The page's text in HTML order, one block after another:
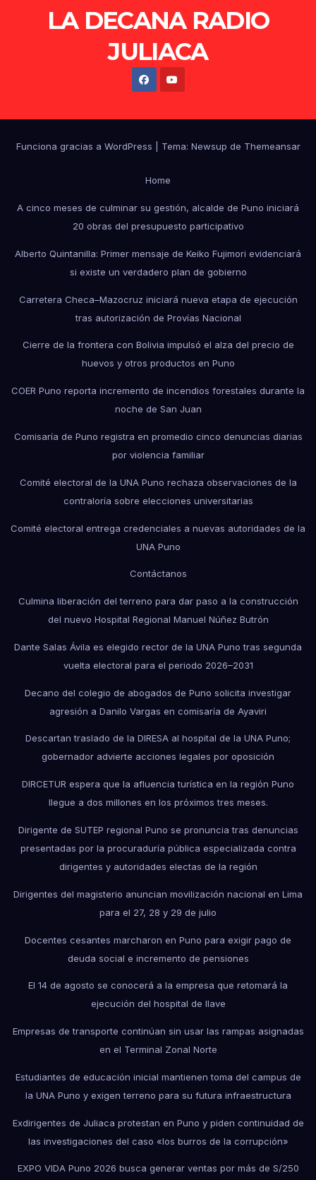
LA DECANA RADIO
JULIACA
Funciona gracias a WordPress Tema: Newsup de Themeansar
Home
A cinco meses de culminar su gestión, alcalde de Puno iniciará
20 obras del presupuesto participativo
Alberto Quintanilla: Primer mensaje de Keiko Fujimori evidenciará
si existe un verdadero plan de gobierno
Carretera Checa–Mazocruz iniciará nueva etapa de ejecución
tras autorización de Provías Nacional
Cierre de la frontera con Bolivia impulsó el alza del precio de
huevos y otros productos en Puno
COER Puno reporta incremento de incendios forestales durante la
noche de San Juan
Comisaría de Puno registra en promedio cinco denuncias diarias
por violencia familiar
Comité electoral de la UNA Puno rechaza observaciones de la
contraloría sobre elecciones universitarias
Comité electoral entrega credenciales a nuevas autoridades de la
UNA Puno
Contáctanos
Culmina liberación del terreno para dar paso a la construcción
del nuevo Hospital Regional Manuel Núñez Butrón
Dante Salas Ávila es elegido rector de la UNA Puno tras segunda
vuelta electoral para el periodo 2026–2031
Decano del colegio de abogados de Puno solicita investigar
agresión a Danilo Vargas en comisaría de Ayaviri
Descartan traslado de la DIRESA al hospital de la UNA Puno;
gobernador advierte acciones legales por oposición
DIRCETUR espera que la afluencia turística en la región Puno
llegue a dos millones en los próximos tres meses.
Dirigente de SUTEP regional Puno se pronuncia tras denuncias
presentadas por la procuraduría pública especializada contra
dirigentes y autoridades electas de la región
Dirigentes del magisterio anuncian movilización nacional en Lima
para el 27, 28 y 29 de julio
Docentes cesantes marcharon en Puno para exigir pago de
deuda social e incremento de pensiones
El 14 de agosto se conocerá a la empresa que retomará la
ejecución del hospital de Ilave
Empresas de transporte continúan sin usar las rampas asignadas
en el Terminal Zonal Norte
Estudiantes de educación inicial mantienen toma del campus de
la UNA Puno y exigen terreno para su futura infraestructura
Exdirigentes de Juliaca protestan en Puno y piden continuidad de
las investigaciones del caso «los burros de la corrupción»
EXPO VIDA Puno 2026 busca generar ventas por más de S/250